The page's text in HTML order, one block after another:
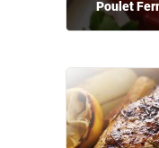
Poulet